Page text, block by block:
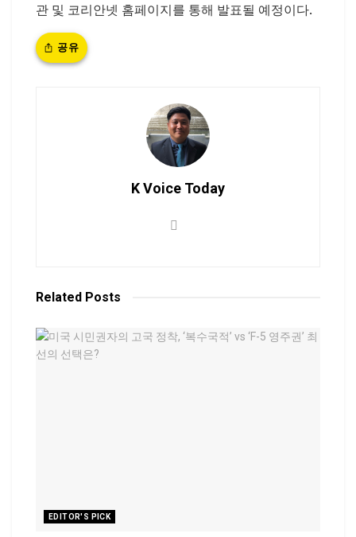
관 및 코리안넷 홈페이지를 통해 발표될 예정이다.
공유
K Voice Today
Related Posts
EDITOR'S PICK